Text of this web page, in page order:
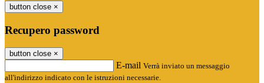
button close ×
Recupero password
button close ×
E-mail Verrà inviato un messaggio
all'indirizzo indicato con le istruzioni necessarie.